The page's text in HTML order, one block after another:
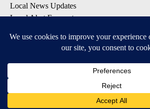
Local News Updates
Local Alert Forecast
DOWNLOAD: KTVZ APPS